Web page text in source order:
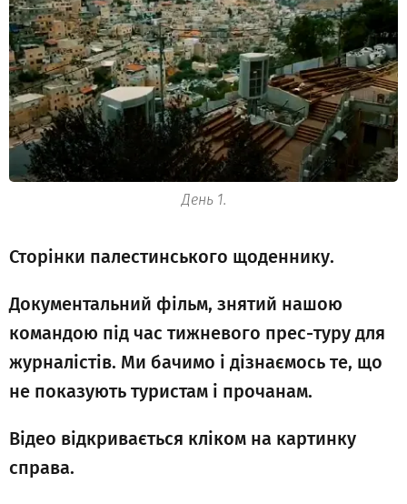
День 1.
Сторінки палестинського щоденнику.
Документальний фільм, знятий нашою
командою під час тижневого прес-туру для
журналістів. Ми бачимо і дізнаємось те, що
не показують туристам і прочанам.
Відео відкривається кліком на картинку
справа.